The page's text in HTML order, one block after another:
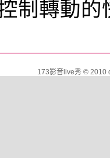
制轉動
173影音live秀 © 2010